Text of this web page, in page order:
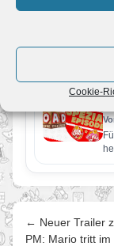
Cookie-
← Neuer Trailer
PM: Mario tritt